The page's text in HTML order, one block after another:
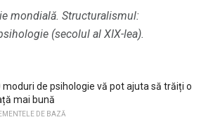
mondială. Structuralismul:
(secolul al XIX-lea).
moduri de psihologie vă pot ajuta să trăiți o
mai bună
DE BAZĂ